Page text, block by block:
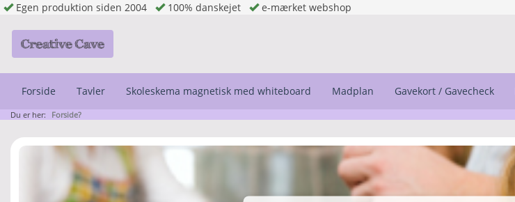
Egen produktion siden 2004 100% danskejet e-mærket webshop
Forside Tavler Skoleskema magnetisk med whiteboard Madplan Gavekort / Gavecheck
Du er her: Forside?